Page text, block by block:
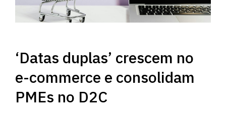
‘Datas duplas’ crescem no
e-commerce e consolidam
PMEs no D2C